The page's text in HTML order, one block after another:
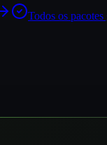
Todos os pacotes